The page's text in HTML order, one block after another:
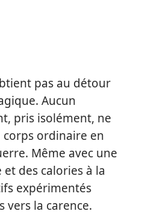
pas au détour
Aucun
pris isolément, ne
ordinaire en
Même avec une
des calories à la
expérimentés
vers la carence.